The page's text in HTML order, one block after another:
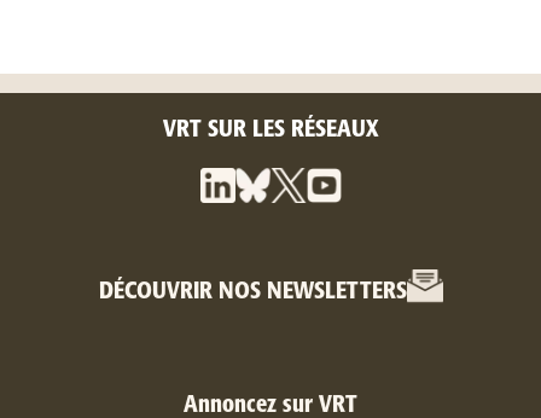
VRT SUR LES RÉSEAUX
DÉCOUVRIR NOS NEWSLETTERS
Annoncez sur VRT